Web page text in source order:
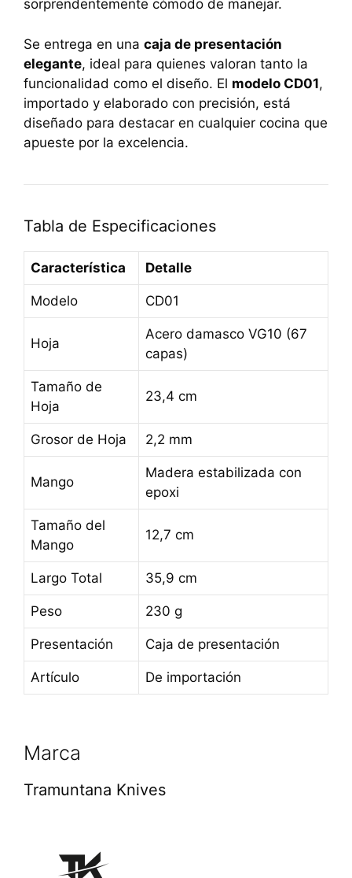
sorprendentemente cómodo de manejar.
Se entrega en una caja de presentación
elegante, ideal para quienes valoran tanto la
funcionalidad como el diseño. El modelo CD01,
importado y elaborado con precisión, está
diseñado para destacar en cualquier cocina que
apueste por la excelencia.
Tabla de Especificaciones
Característica Detalle
Modelo CD01
Hoja
Acero damasco VG10 (67
capas)
Tamaño de
Hoja
23,4 cm
Grosor de Hoja 2,2 mm
Mango
Madera estabilizada con
epoxi
Tamaño del
Mango
12,7 cm
Largo Total 35,9 cm
Peso 230 g
Presentación Caja de presentación
Artículo De importación
Marca
Tramuntana Knives